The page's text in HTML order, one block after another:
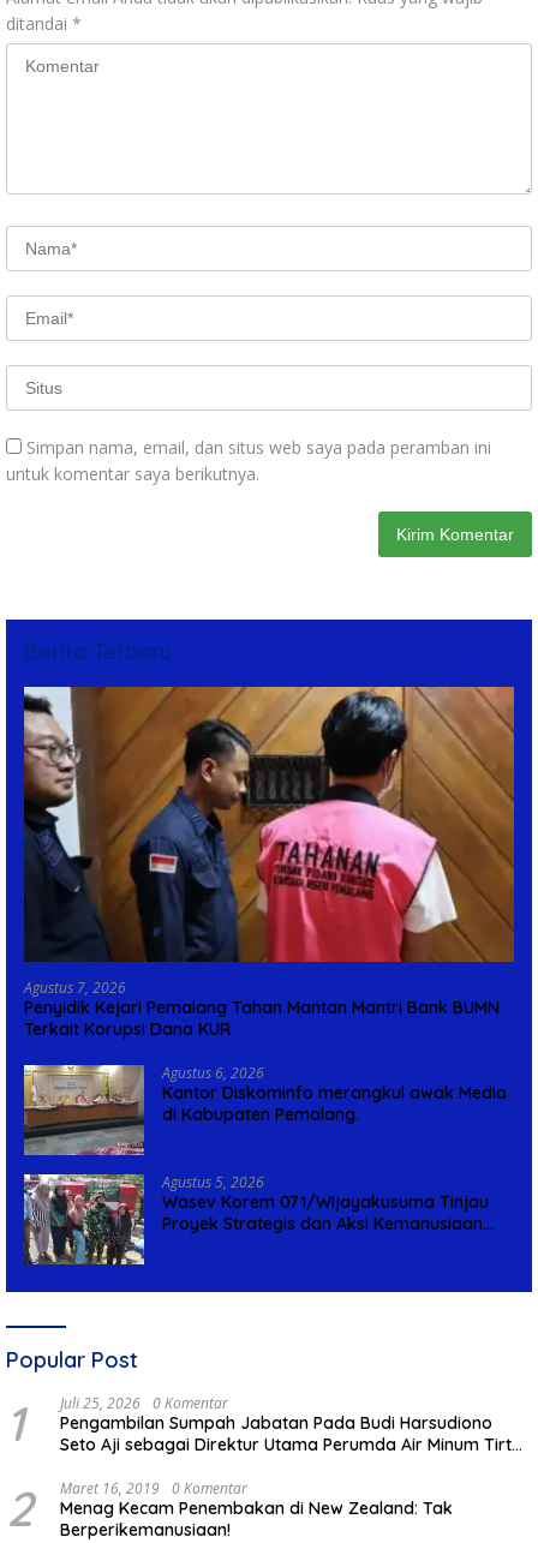
ditandai *
Simpan nama, email, dan situs web saya pada peramban ini
untuk komentar saya berikutnya.
Berita Terbaru
Agustus 7, 2026
Penyidik Kejari Pemalang Tahan Mantan Mantri Bank BUMN
Terkait Korupsi Dana KUR
Agustus 6, 2026
Kantor Diskominfo merangkul awak Media
di Kabupaten Pemalang.
Agustus 5, 2026
Wasev Korem 071/Wijayakusuma Tinjau
Proyek Strategis dan Aksi Kemanusiaan
Popular Post
1 Juli 25, 2026 0 Komentar
Pengambilan Sumpah Jabatan Pada Budi Harsudiono
Seto Aji sebagai Direktur Utama Perumda Air Minum Tirta
2 Maret 16, 2019 0 Komentar
Menag Kecam Penembakan di New Zealand: Tak
Berperikemanusiaan!